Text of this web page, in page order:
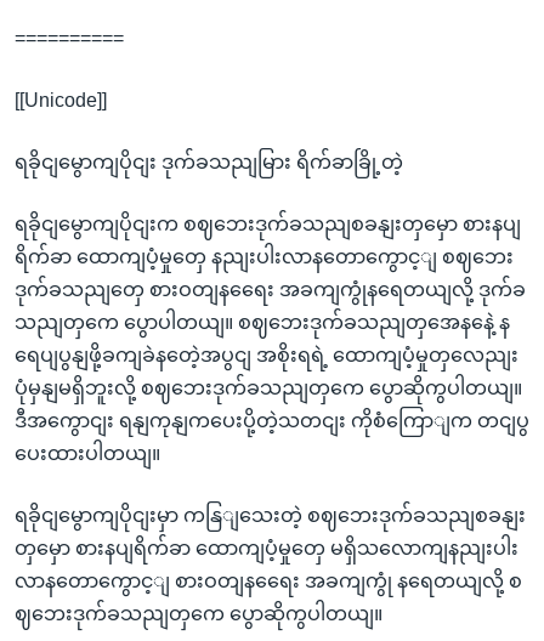
==========
[[Unicode]]
ရခိုငျမွောကျပိုငျး ဒုက်ခသညျမြား ရိက်ခာခြို့တဲ့
ရခိုငျမွောကျပိုငျးက စဈဘေးဒုက်ခသညျစခနျးတှမှော စားနပျ
ရိက်ခာ ထောကျပံ့မှုတှေ နညျးပါးလာနတောကွောင့ျ စဈဘေး
ဒုက်ခသညျတှေ စားဝတျနရေေး အခကျကွုံနရေတယျလို့ ဒုက်ခ
သညျတှကေ ပွောပါတယျ။ စဈဘေးဒုက်ခသညျတှအေနနေဲ့ န
ရေပျပွနျဖို့ခကျခဲနတေဲ့အပွငျ အစိုးရရဲ့ ထောကျပံ့မှုတှလေညျး
ပုံမှနျမရှိဘူးလို့ စဈဘေးဒုက်ခသညျတှကေ ပွောဆိုကွပါတယျ။
ဒီအကွောငျး ရနျကုနျကပေးပို့တဲ့သတငျး ကိုစံကြောျက တငျပွ
ပေးထားပါတယျ။
ရခိုငျမွောကျပိုငျးမှာ ကနြျသေးတဲ့ စဈဘေးဒုက်ခသညျစခနျး
တှမှော စားနပျရိက်ခာ ထောကျပံ့မှုတှေ မရှိသလောကျနညျးပါး
လာနတောကွောင့ျ စားဝတျနရေေး အခကျကွုံ နရေတယျလို့ စ
ဈဘေးဒုက်ခသညျတှကေ ပွောဆိုကွပါတယျ။